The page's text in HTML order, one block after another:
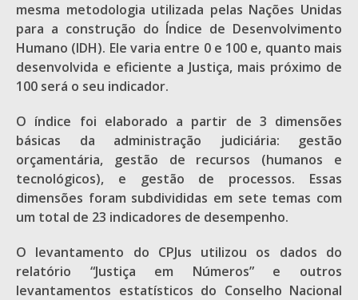
mesma metodologia utilizada pelas Nações Unidas
para a construção do Índice de Desenvolvimento
Humano (IDH). Ele varia entre 0 e 100 e, quanto mais
desenvolvida e eficiente a Justiça, mais próximo de
100 será o seu indicador.
O índice foi elaborado a partir de 3 dimensões
básicas da administração judiciária: gestão
orçamentária, gestão de recursos (humanos e
tecnológicos), e gestão de processos. Essas
dimensões foram subdivididas em sete temas com
um total de 23 indicadores de desempenho.
O levantamento do CPJus utilizou os dados do
relatório “Justiça em Números” e outros
levantamentos estatísticos do Conselho Nacional